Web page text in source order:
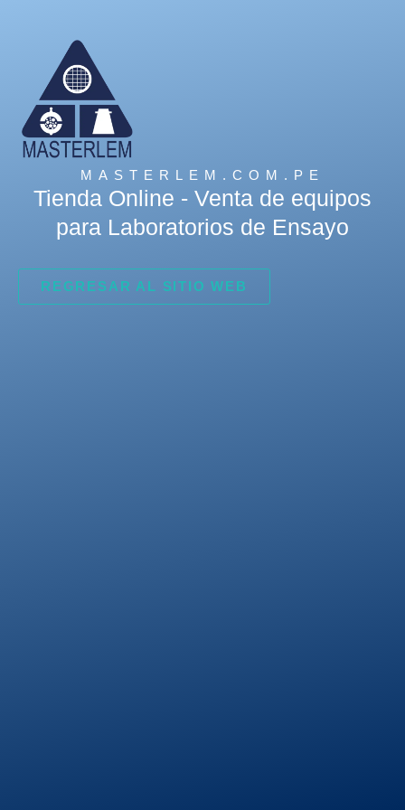
MASTERLEM.COM.PE
Tienda Online - Venta de equipos
para Laboratorios de Ensayo
REGRESAR AL SITIO WEB